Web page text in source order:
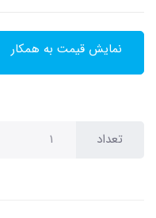
نمایش قیمت به همکار
تعداد